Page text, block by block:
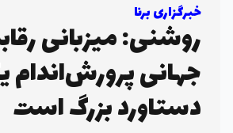
خبرگزاری برنا
روشنی: میزبانی
جهانی پرورش‌اندام
دستاورد بزرگ است